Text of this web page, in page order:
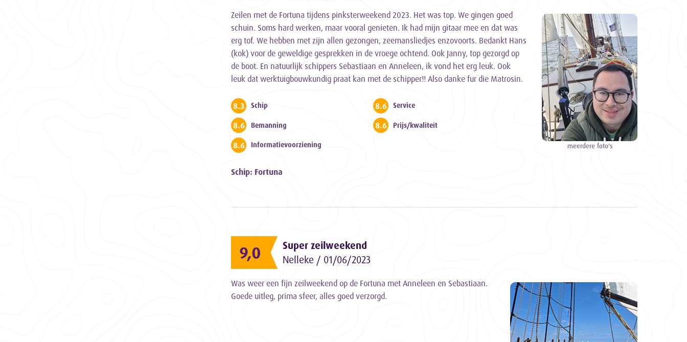
meerdere foto's
Zeilen met de Fortuna tijdens pinksterweekend 2023. Het was top. We gingen goed
schuin. Soms hard werken, maar vooral genieten. Ik had mijn gitaar mee en dat was
erg tof. We hebben met zijn allen gezongen, zeemansliedjes enzovoorts. Bedankt Hans
(kok) voor de geweldige gesprekken in de vroege ochtend. Ook Janny, top gezorgd op
de boot. En natuurlijk schippers Sebastiaan en Anneleen, ik vond het erg leuk. Ook
leuk dat werktuigbouwkundig praat kan met de schipper!! Also danke fur die Matrosin.
8.3 Schip
8.6 Bemanning
8.6 Informatievoorziening
8.6 Service
8.6 Prijs/kwaliteit
Schip: Fortuna
9,0
Super zeilweekend
Nelleke / 01/06/2023
Was weer een fijn zeilweekend op de Fortuna met Anneleen en Sebastiaan.
Goede uitleg, prima sfeer, alles goed verzorgd.